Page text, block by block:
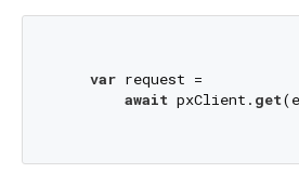
var request =
await pxClient. get